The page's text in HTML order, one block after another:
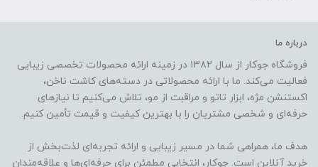
درباره ما
فروشگاه جوکار از سال ۱۳۸۲ در زمینه ارائه محصولات تخصصی زیبایی
فعالیت می‌کند. ما با ارائه محصولاتی در دسته‌های کاشت ناخن،
اکستنشن مژه، ابزار تاتو و مراقبت از مو، تلاش می‌کنیم تا نیازهای
حرفه‌ای و شخصی مشتریان را با بهترین کیفیت و قیمت تأمین کنیم.
هدف ما، همراهی شما در مسیر زیبایی و ارائه تجربه‌ای لذت‌بخش از
خرید آنلاین است. جوکار، انتخابی مطمئن برای حرفه‌ای‌ها و علاقه‌مندان